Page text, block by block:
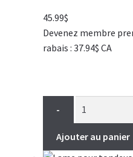
45.99$
Devenez membre
rabais : 37.94$ CA
-
Ajouter au panier